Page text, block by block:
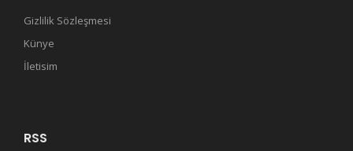
Gizlilik Sözleşmesi
Künye
İletisim
RSS